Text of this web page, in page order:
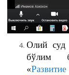
Олий суд
бўлим
«